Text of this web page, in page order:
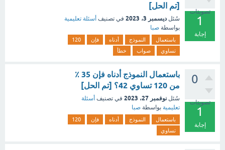
تصويتات
1
إجابة
[تم الحل]
سُئل ديسمبر 3، 2023 في تصنيف أسئلة تعليمية
بواسطة صبا
باستعمال النموذج أدناه فإن
120
تساوي
صواب خطأ
0
تصويتات
1
إجابة
باستعمال النموذج أدناه فإن 35 ٪
من 120 تساوي 42؟ [تم الحل]
سُئل نوفمبر 27، 2023 في تصنيف أسئلة
تعليمية بواسطة صبا
باستعمال النموذج أدناه فإن
120
تساوي